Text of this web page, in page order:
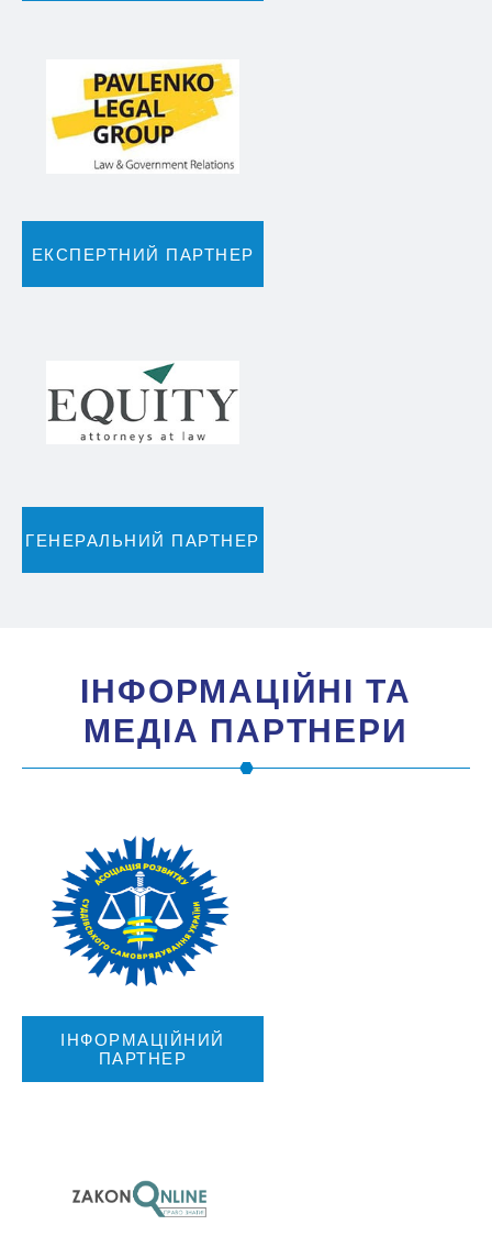
ЕКСПЕРТНИЙ ПАРТНЕР
ГЕНЕРАЛЬНИЙ ПАРТНЕР
IНФОРМАЦIЙНI ТА
МЕДIА ПАРТНЕРИ
ІНФОРМАЦІЙНИЙ
ПАРТНЕР